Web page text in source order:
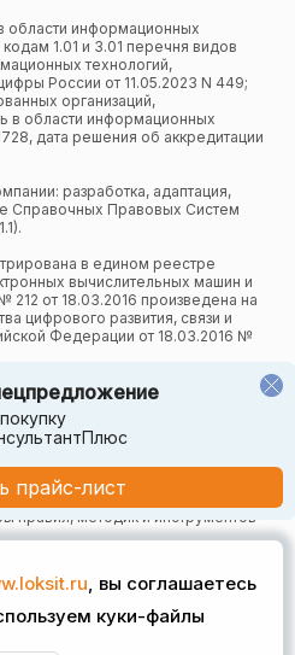
, вы соглашаетесь
куки-файлы
области информационных
1.01 и 3.01 перечня видов
технологий,
России от 11.05.2023 N 449;
организаций,
в области информационных
дата решения об аккредитации
разработка, адаптация,
Справочных Правовых Систем
в едином реестре
вычислительных машин и
212 от 18.03.2016 произведена на
цифрового развития, связи и
Федерации от 18.03.2016 №
другие виды деятельности в
деятельности в области
и модификация Систем
программирования Python,
систем на языке
правил, методик и инструментов
"Локсит"
прайс-лист